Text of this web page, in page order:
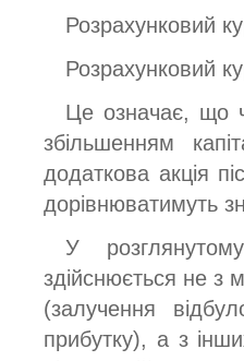
Розрахунковий
Розрахунковий
Це означає, що
збільшенням
додаткова акція
дорівнюватимуть
У
здійснюється не з
(залучення
прибутку), а з